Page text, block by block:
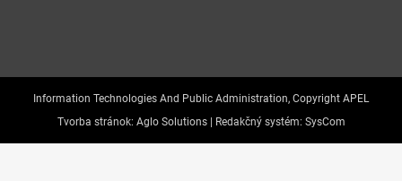
Information Technologies And Public Administration, Copyright APEL
Tvorba stránok: Aglo Solutions | Redakčný systém: SysCom